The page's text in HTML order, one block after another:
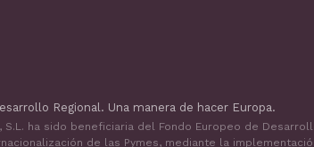
Regional. Una manera de hacer Europa.
S.L. ha sido beneficiaria del Fondo Europeo de
de las Pymes, mediante la